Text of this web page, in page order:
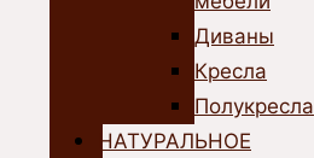
Диваны
Кресла
Полукресла
НАТУРАЛЬНОЕ